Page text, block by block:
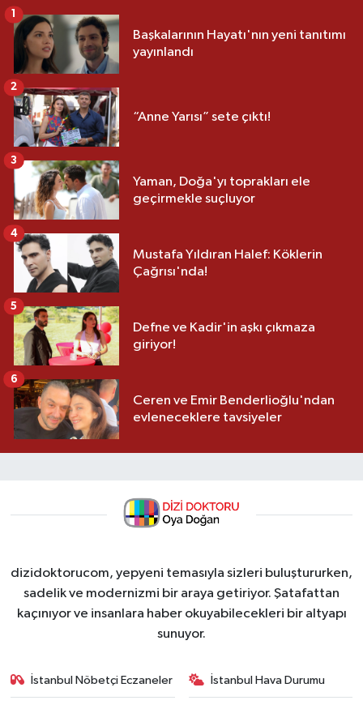
Başkalarının Hayatı'nın yeni tanıtımı
yayınlandı
1
“Anne Yarısı” sete çıktı!
2
Yaman, Doğa'yı toprakları ele
geçirmekle suçluyor
3
Mustafa Yıldıran Halef: Köklerin
Çağrısı'nda!
4
Defne ve Kadir'in aşkı çıkmaza
giriyor!
5
Ceren ve Emir Benderlioğlu'ndan
evleneceklere tavsiyeler
6
dizidoktorucom, yepyeni temasıyla sizleri buluştururken,
sadelik ve modernizmi bir araya getiriyor. Şatafattan
kaçınıyor ve insanlara haber okuyabilecekleri bir altyapı
sunuyor.
İstanbul Nöbetçi Eczaneler İstanbul Hava Durumu